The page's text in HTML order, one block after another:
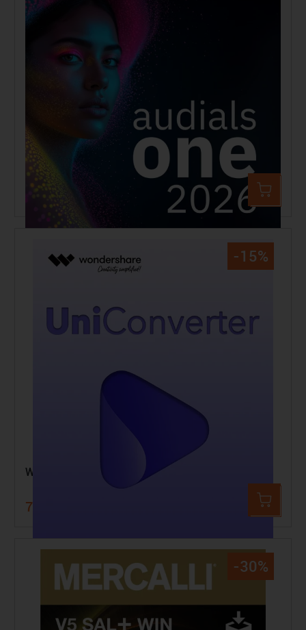
Audials One 2026 Standard
74,90 €
-15%
Wondershare UniConverter 17 Windows
79,99 €
-30%